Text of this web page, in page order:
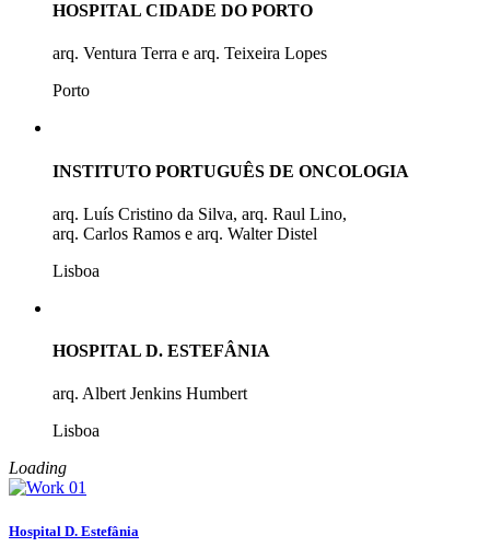
HOSPITAL CIDADE DO PORTO
arq. Ventura Terra e arq. Teixeira Lopes
Porto
INSTITUTO PORTUGUÊS DE ONCOLOGIA
arq. Luís Cristino da Silva, arq. Raul Lino,
arq. Carlos Ramos e arq. Walter Distel
Lisboa
HOSPITAL D. ESTEFÂNIA
arq. Albert Jenkins Humbert
Lisboa
Loading
Hospital D. Estefânia